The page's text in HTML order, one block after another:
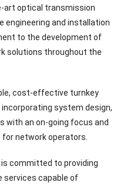
art optical transmission
engineering and installation
to the development of
solutions throughout the
, cost-effective turnkey
system design,
with an on-going focus and
network operators
is committed to providing
services capable of